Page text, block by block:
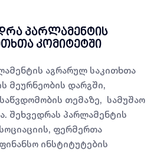
პარლამენტის
კომიტეტში
აგრარულ საკითხთა
მეურნეობის დარგში,
თემაზე, სამუშაო
შეხვედრას პარლამენტის
ფერმერთა
ინსტიტუტების